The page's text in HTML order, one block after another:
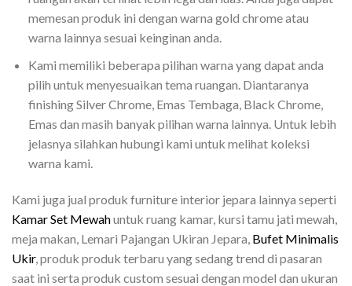
memesan produk ini dengan warna gold chrome atau
warna lainnya sesuai keinginan anda.
Kami memiliki beberapa pilihan warna yang dapat anda
pilih untuk menyesuaikan tema ruangan. Diantaranya
finishing Silver Chrome, Emas Tembaga, Black Chrome,
Emas dan masih banyak pilihan warna lainnya. Untuk lebih
jelasnya silahkan hubungi kami untuk melihat koleksi
warna kami.
Kami juga jual produk furniture interior jepara lainnya seperti
Kamar Set Mewahuntuk ruang kamar, kursi tamu jati mewah,
meja makan, Lemari Pajangan Ukiran Jepara, Bufet Minimalis
Ukir, produk produk terbaru yang sedang trend di pasaran
saat ini serta produk custom sesuai dengan model dan ukuran